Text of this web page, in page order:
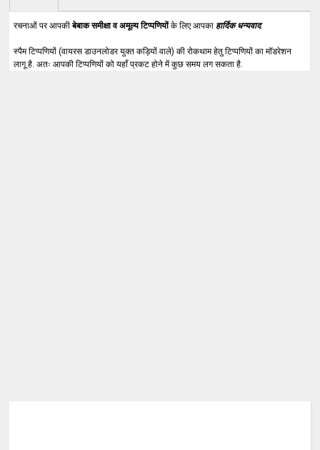
रचनाओं पर आपकीबेबाक समीक्षा व अमूल्य टिप्पणियोंके लिए आपका हार्दिक धन्यवाद.
स्पैम टिप्पणियों (वायरस डाउनलोडर युक्त कड़ियों वाले) की रोकथाम हेतु टिप्पणियों का मॉडरेशन
लागू है. अतः आपकी टिप्पणियों को यहाँ प्रकट होने में कुछ समय लग सकता है.